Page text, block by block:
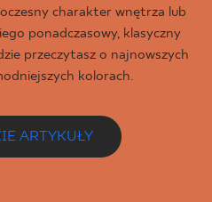
charakter wnętrza lub
ponadczasowy, klasyczny
przeczytasz o najnowszych
kolorach.
ARTYKUŁY